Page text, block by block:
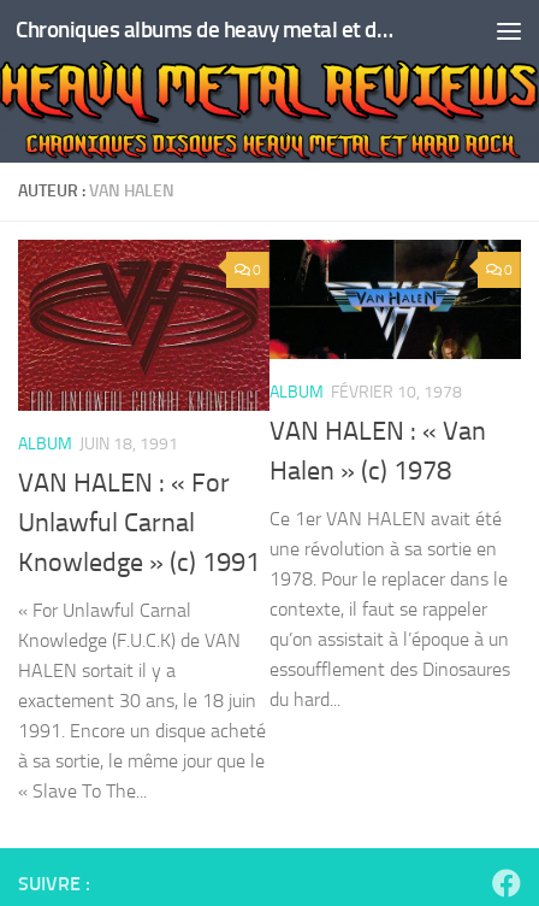
Skip to content Chroniques albums de heavy metal et de hard rock
AUTEUR :VAN HALEN
0
ALBUM JUIN 18, 1991
VAN HALEN : « For
Unlawful Carnal
Knowledge » (c) 1991
« For Unlawful Carnal
Knowledge (F.U.C.K) de VAN
HALEN sortait il y a
exactement 30 ans, le 18 juin
1991. Encore un disque acheté
à sa sortie, le même jour que le
« Slave To The...
0
ALBUM FÉVRIER 10, 1978
VAN HALEN : « Van
Halen » (c) 1978
Ce 1er VAN HALEN avait été
une révolution à sa sortie en
1978. Pour le replacer dans le
contexte, il faut se rappeler
qu’on assistait à l’époque à un
essoufflement des Dinosaures
du hard...
SUIVRE :